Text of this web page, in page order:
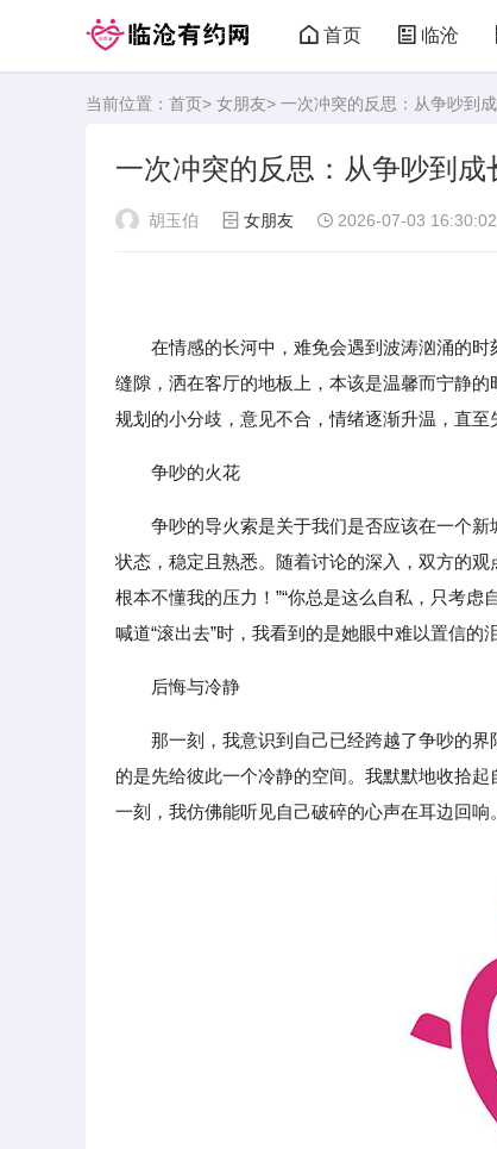
首页 临沧
当前位置： 首页> 女朋友> 一次冲突的反思：从争吵到
一次冲突的反思：从争吵到成
胡玉伯 女朋友 2026-07-03 16:30:02
在情感的长河中，难免会遇到波涛汹涌的时
缝隙，洒在客厅的地板上，本该是温馨而宁静
规划的小分歧，意见不合，情绪逐渐升温，直至
争吵的火花
争吵的导火索是关于我们是否应该在一个
状态，稳定且熟悉。随着讨论的深入，双方的
根本不懂我的压力！”“你总是这么自私，只考
喊道“滚出去”时，我看到的是她眼中难以置信的
后悔与冷静
那一刻，我意识到自己已经跨越了争吵的
的是先给彼此一个冷静的空间。我默默地收拾
一刻，我仿佛能听见自己破碎的心声在耳边回响